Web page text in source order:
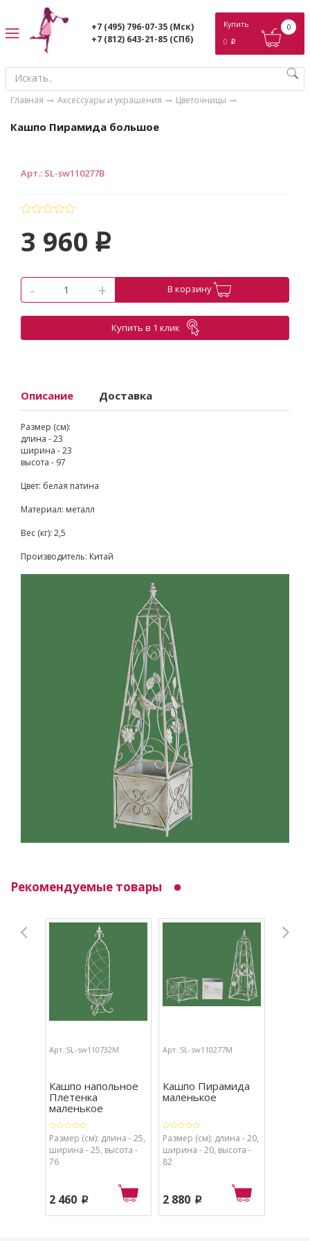
+7 (495) 796-07-35 (Мск)
+7 (812) 643-21-85 (СПб)
Купить
0 p
0
Главная Аксессуары и украшения Цветочницы
Кашпо Пирамида большое
Арт.: SL-sw110277B
3 960 p
- + В корзину
Купить в 1 клик
Описание Доставка
Размер (см):
длина - 23
ширина - 23
высота - 97
Цвет: белая патина
Материал: металл
Вес (кг): 2,5
Производитель: Китай
Рекомендуемые товары
Арт.:SL-sw110732M
Кашпо напольное
Плетенка
маленькое
Размер (см): длина - 25,
ширина - 25, высота -
76
2 460 p
Арт.:SL-sw110277M
Кашпо Пирамида
маленькое
Размер (см): длина - 20,
ширина - 20, высота -
82
2 880 p